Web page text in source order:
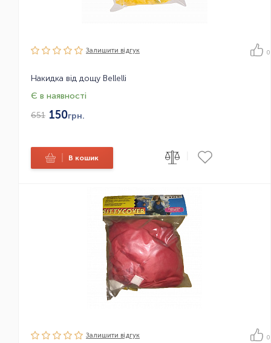
Залишити вiдгук 0
Накидка від дощу Bellelli
Є в наявності
651 150грн.
В кошик
Залишити вiдгук 0